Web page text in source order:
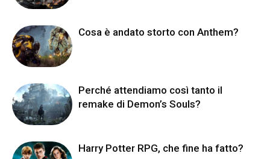
Cosa è andato storto con Anthem?
Perché attendiamo così tanto il
remake di Demon’s Souls?
Harry Potter RPG, che fine ha fatto?